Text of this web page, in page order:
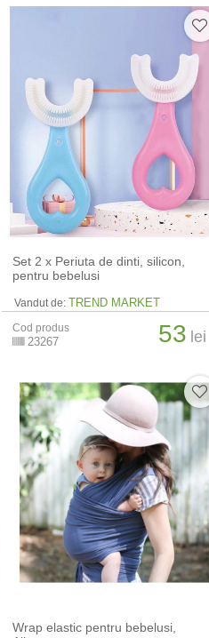
Set 2 x Periuta de dinti, silicon,
pentru bebelusi
Vandut de: TREND MARKET
Cod produs
23267 53 lei
Wrap elastic pentru bebelusi,